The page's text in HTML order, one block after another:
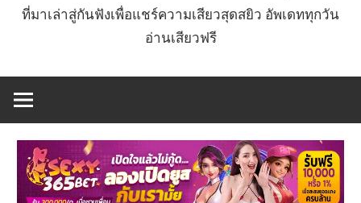
ที่มาเล่าสู่กันฟังเพื่อแชร์ความเสียวสุดสยิว อัพเดททุกวัน
อ่านเสียวฟรี